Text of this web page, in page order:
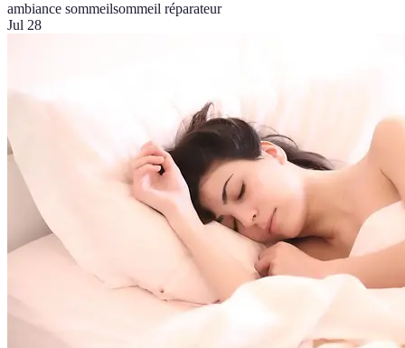
ambiance sommeilsommeil réparateur
Jul 28